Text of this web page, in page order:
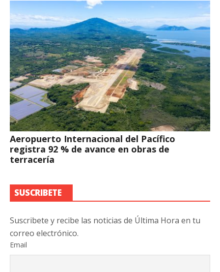
Aeropuerto Internacional del Pacífico
registra 92 % de avance en obras de
terracería
SUSCRIBETE
Suscribete y recibe las noticias de Última Hora en tu
correo electrónico.
Email